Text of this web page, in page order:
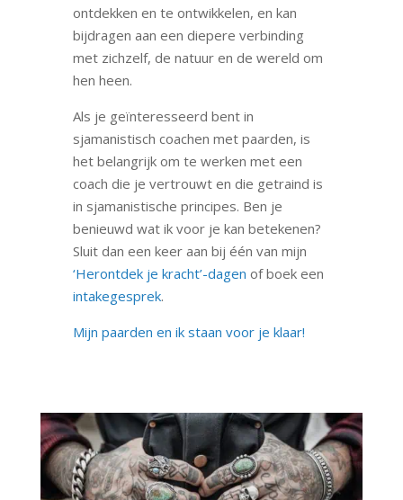
ontdekken en te ontwikkelen, en kan
bijdragen aan een diepere verbinding
met zichzelf, de natuur en de wereld om
hen heen.
Als je geïnteresseerd bent in
sjamanistisch coachen met paarden, is
het belangrijk om te werken met een
coach die je vertrouwt en die getraind is
in sjamanistische principes. Ben je
benieuwd wat ik voor je kan betekenen?
Sluit dan een keer aan bij één van mijn
‘Herontdek je kracht’-dagen of boek een
intakegesprek.
Mijn paarden en ik staan voor je klaar!